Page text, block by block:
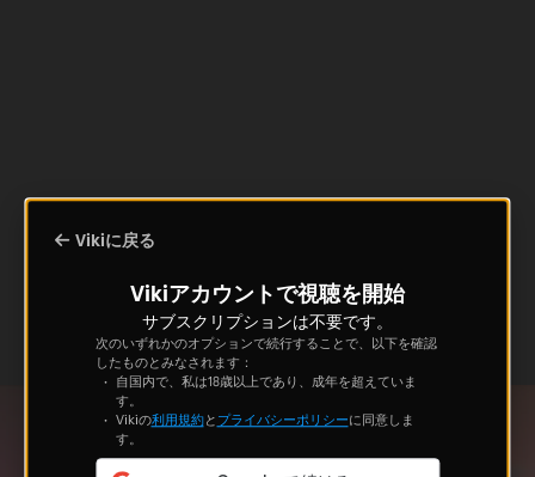
Vikiに戻る
Vikiアカウントで視聴を開始
サブスクリプションは不要です。
次のいずれかのオプションで続行することで、以下を確認
したものとみなされます：
自国内で、私は18歳以上であり、成年を超えていま
す。
Vikiの利用規約と プライバシーポリシーに同意しま
す。